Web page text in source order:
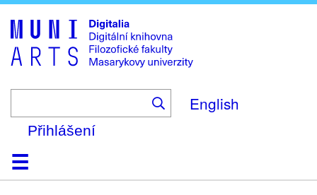
to
main
content
English
Přihlášení
DomůKolekce
Prohlížení
Vyhledávání
O platformě
Nápověda
KontaktDigitalia